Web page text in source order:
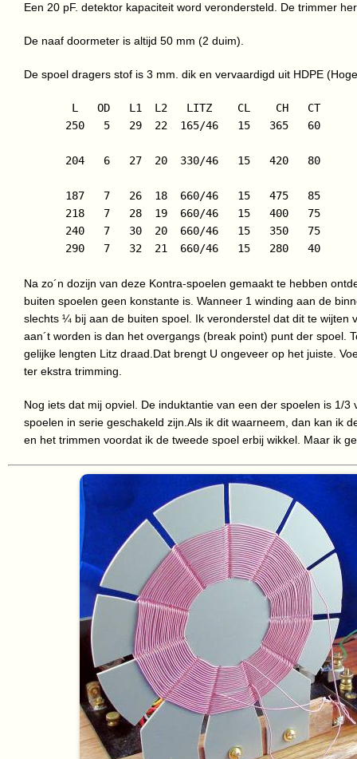
Een 20 pF. detektor kapaciteit word verondersteld. De trimmer
De naaf doormeter is altijd 50 mm (2 duim).
De spoel dragers stof is 3 mm. dik en vervaardigd uit HDPE
      L   OD   L1  L2   LITZ    CL    CH   CT
     250   5   29  22  165/46   15   365   60
     204   6   27  20  330/46   15   420   80
     187   7   26  18  660/46   15   475   85
     218   7   28  19  660/46   15   400   75
     240   7   30  20  660/46   15   350   75
     290   7   32  21  660/46   15   280   40
Na zo´n dozijn van deze Kontra-spoelen gemaakt te hebben
buiten spoelen geen konstante is. Wanneer 1 winding aan de
slechts ¼ bij aan de buiten spoel. Ik veronderstel dat dit te wijten
aan´t worden is dan het overgangs (break point) punt der spoel.
gelijke lengten Litz draad.Dat brengt U ongeveer op het juiste.
ter ekstra trimming.
Nog iets dat mij opviel. De induktantie van een der spoelen is 1/
spoelen in serie geschakeld zijn.Als ik dit waarneem, dan kan ik
en het trimmen voordat ik de tweede spoel erbij wikkel. Maar ik